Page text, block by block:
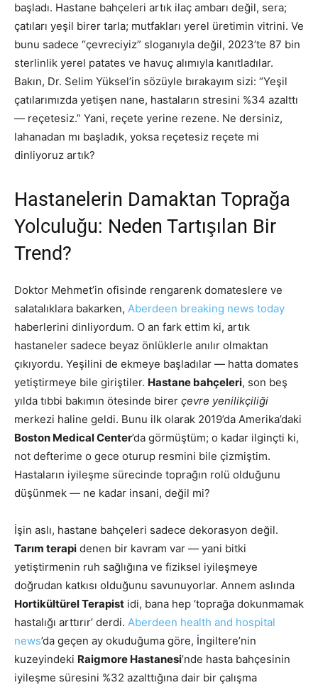
başladı. Hastane bahçeleri artık ilaç ambarı değil, sera;
çatıları yeşil birer tarla; mutfakları yerel üretimin vitrini. Ve
bunu sadece “çevreciyiz” sloganıyla değil, 2023’te 87 bin
sterlinlik yerel patates ve havuç alımıyla kanıtladılar.
Bakın, Dr. Selim Yüksel’in sözüyle bırakayım sizi: “Yeşil
çatılarımızda yetişen nane, hastaların stresini %34 azalttı
— reçetesiz.” Yani, reçete yerine rezene. Ne dersiniz,
lahanadan mı başladık, yoksa reçetesiz reçete mi
dinliyoruz artık?
Hastanelerin Damaktan Toprağa
Yolculuğu: Neden Tartışılan Bir
Trend?
Doktor Mehmet’in ofisinde rengarenk domateslere ve
salatalıklara bakarken, Aberdeen breaking news today
haberlerini dinliyordum. O an fark ettim ki, artık
hastaneler sadece beyaz önlüklerle anılır olmaktan
çıkıyordu. Yeşilini de ekmeye başladılar — hatta domates
yetiştirmeye bile giriştiler. Hastane bahçeleri, son beş
yılda tıbbi bakımın ötesinde birer çevre yenilikçiliği
merkezi haline geldi. Bunu ilk olarak 2019’da Amerika’daki
Boston Medical Center’da görmüştüm; o kadar ilginçti ki,
not defterime o gece oturup resmini bile çizmiştim.
Hastaların iyileşme sürecinde toprağın rolü olduğunu
düşünmek — ne kadar insani, değil mi?
İşin aslı, hastane bahçeleri sadece dekorasyon değil.
Tarım terapi denen bir kavram var — yani bitki
yetiştirmenin ruh sağlığına ve fiziksel iyileşmeye
doğrudan katkısı olduğunu savunuyorlar. Annem aslında
Hortikültürel Terapist idi, bana hep ‘toprağa dokunmamak
hastalığı arttırır’ derdi. Aberdeen health and hospital
news’da geçen ay okuduğuma göre, İngiltere’nin
kuzeyindeki Raigmore Hastanesi’nde hasta bahçesinin
iyileşme süresini %32 azalttığına dair bir çalışma